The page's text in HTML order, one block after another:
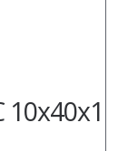
10x40x1